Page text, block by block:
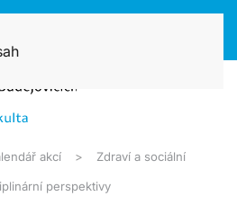
akcí Zdraví a sociální
perspektivy